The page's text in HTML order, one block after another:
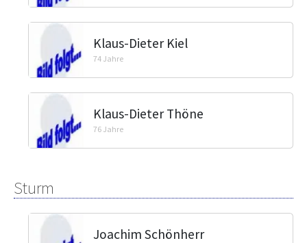
Klaus-Dieter Kiel
74 Jahre
Klaus-Dieter Thöne
76 Jahre
Sturm
Joachim Schönherr